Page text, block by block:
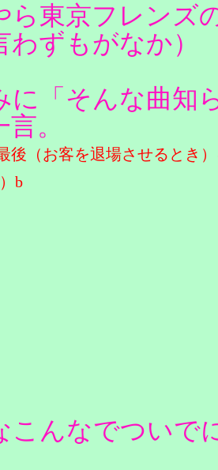
ら東京フレンズ
わずもがなか）
に「そんな曲知
。
後（お客を退場させるとき
b
こんなでついで